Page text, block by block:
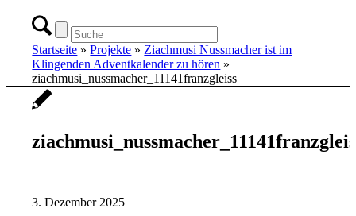
Startseite »Projekte » Ziachmusi Nussmacher ist im
Klingenden Adventkalender zu hören »
ziachmusi_nussmacher_11141franzgleiss
3. Dezember 2025